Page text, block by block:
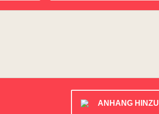
ANHANG